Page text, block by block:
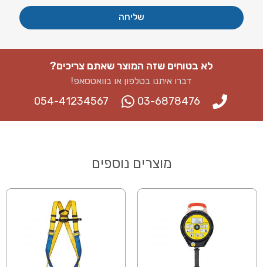
שליחה
לא בטוחים שזה המוצר שאתם צריכים?
דברו איתנו בטלפון או בוואטסאפ​!
03-6878476
054-41234567
מוצרים נוספים